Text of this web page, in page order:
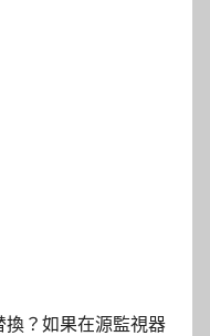
？如果在源監視器